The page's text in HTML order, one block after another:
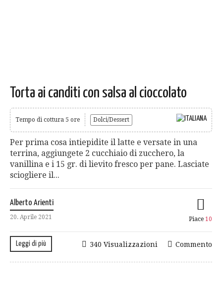
Torta ai canditi con salsa al cioccolato
Tempo di cottura 5 ore Dolci/Dessert
Per prima cosa intiepidite il latte e versate in una
terrina, aggiungete 2 cucchiaio di zucchero, la
vanillina e i 15 gr. di lievito fresco per pane. Lasciate
sciogliere il...
Alberto Arienti
20. Aprile 2021 Piace 10
Leggi di più Commento
340 Visualizzazioni